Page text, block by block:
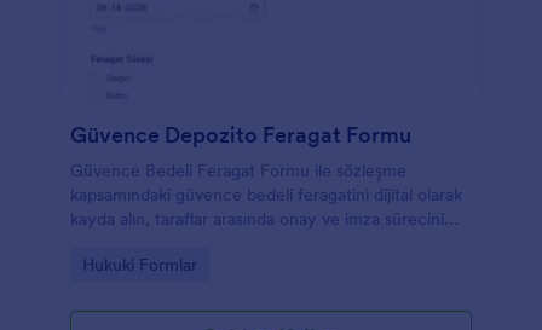
Güvence Depozito Feragat Formu
Güvence Bedeli Feragat Formu ile sözleşme
kapsamındaki güvence bedeli feragatini dijital olarak
kayda alın, taraflar arasında onay ve imza sürecini
akışınızı düzenleyin.
Go to Category:
Hukuki Formlar